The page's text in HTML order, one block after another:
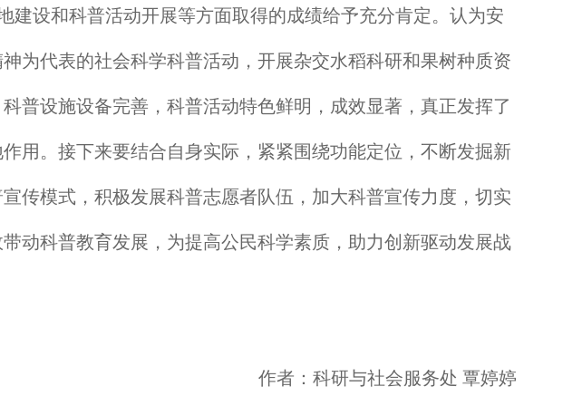
建设和科普活动开展等方面取得的成绩给予充分肯定。认为安
为代表的社会科学科普活动，开展杂交水稻科研和果树种质资
普设施设备完善，科普活动特色鲜明，成效显著，真正发挥了
用。接下来要结合自身实际，紧紧围绕功能定位，不断发掘新
传模式，积极发展科普志愿者队伍，加大科普宣传力度，切实
动科普教育发展，为提高公民科学素质，助力创新驱动发展战
作者：科研与社会服务处 覃婷婷